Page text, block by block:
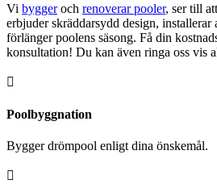
Vi byggeroch renoverar pooler, ser till
erbjuder skräddarsydd design, installerar
förlänger poolens säsong. Få din
konsultation! Du kan även ringa oss vis

Poolbyggnation
Bygger drömpool enligt dina önskemål.
